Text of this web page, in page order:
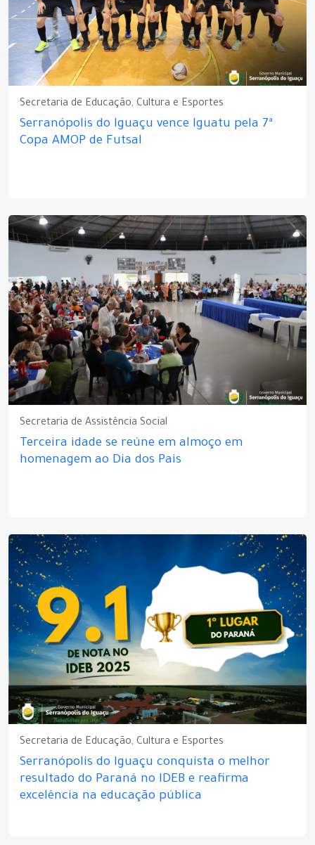
Secretaria de Educação, Cultura e Esportes
Serranópolis do Iguaçu vence Iguatu pela 7ª
Copa AMOP de Futsal
Secretaria de Assistência Social
Terceira idade se reúne em almoço em
homenagem ao Dia dos Pais
Secretaria de Educação, Cultura e Esportes
Serranópolis do Iguaçu conquista o melhor
resultado do Paraná no IDEB e reafirma
excelência na educação pública